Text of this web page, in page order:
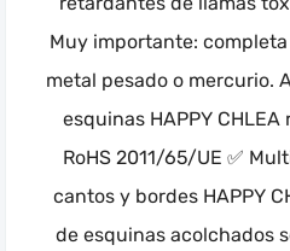
Muy importante:
metal pesado o mercurio.
esquinas HAPPY
RoHS 2011/65/UE ✅
cantos y bordes HAPPY
de esquinas acolchados